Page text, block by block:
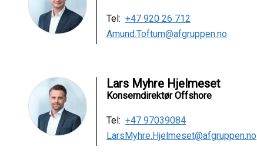
Tel: +47 920 26 712
Amund.Toftum@afgruppen.no
Lars Myhre Hjelmeset
Konserndirektør Offshore
Tel: +47 97039084
LarsMyhre.Hjelmeset@afgruppen.no